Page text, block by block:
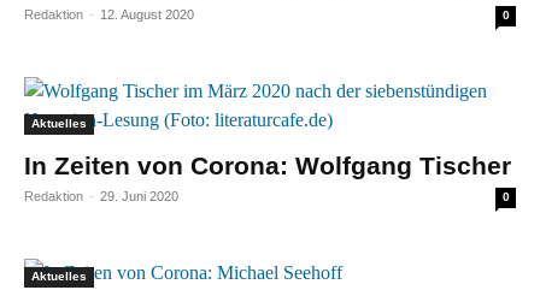
Redaktion - 12. August 2020 0
Aktuelles
In Zeiten von Corona: Wolfgang Tischer
Redaktion - 29. Juni 2020 0
Aktuelles